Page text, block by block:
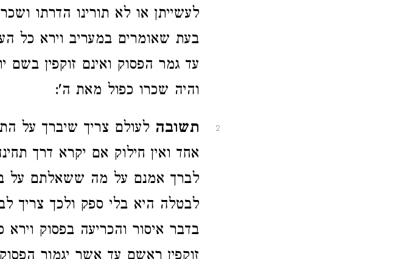
לעשייתן או לא תורינו הדרתו
בעת שאומרים במעריב וירא כל
עד גמר הפסוק ואינם זוקפין בשם
והיה שכרו כפול מאת ה':
2 תשובה לעולם צריך שיברך על
אחד ואין חילוק אם יקרא דרך
לברך אמנם על מה ששאלתם על
לבטלה היא בלי ספק ולכך צריך
בדבר איסור והכריעה בפסוק וירא